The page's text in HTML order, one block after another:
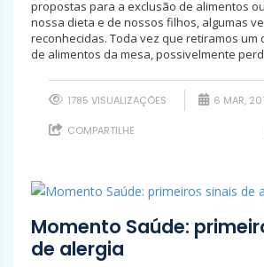
propostas para a exclusão de alimentos
nossa dieta e de nossos filhos, algumas
reconhecidas. Toda vez que retiramos um
de alimentos da mesa, possivelmente
1785 VISUALIZAÇÕES 6 MAR,
COMPARTILHE
Momento Saúde:
de alergia